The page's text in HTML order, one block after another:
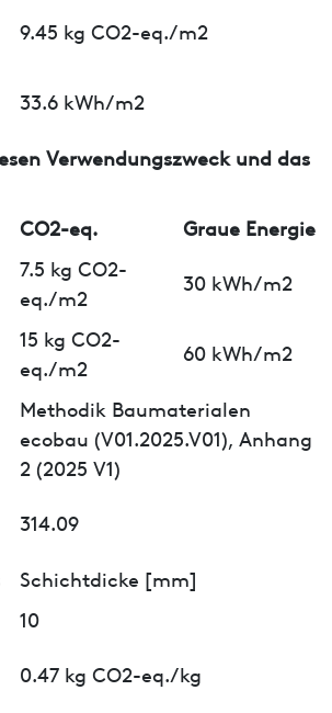
9.45 kg CO2-eq./m2
33.6 kWh/m2
Verwendungszweck und das
CO2-eq.
Graue Energie
7.5 kg CO2-
eq./m2
30 kWh/m2
15 kg CO2-
eq./m2
60 kWh/m2
Methodik Baumaterialen
ecobau (V01.2025.V01), Anhang
2 (2025 V1)
314.09
Schichtdicke [mm]
10
0.47 kg CO2-eq./kg